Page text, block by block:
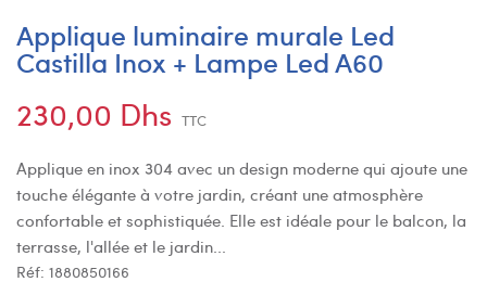
Applique luminaire murale Led
Castilla Inox + Lampe Led A60
230,00 Dhs TTC
Applique en inox 304 avec un design moderne qui ajoute une
touche élégante à votre jardin, créant une atmosphère
confortable et sophistiquée. Elle est idéale pour le balcon, la
terrasse, l'allée et le jardin...
Réf: 1880850166